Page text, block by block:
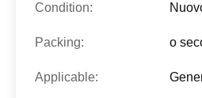
Condition:
Packing: o
Applicable: